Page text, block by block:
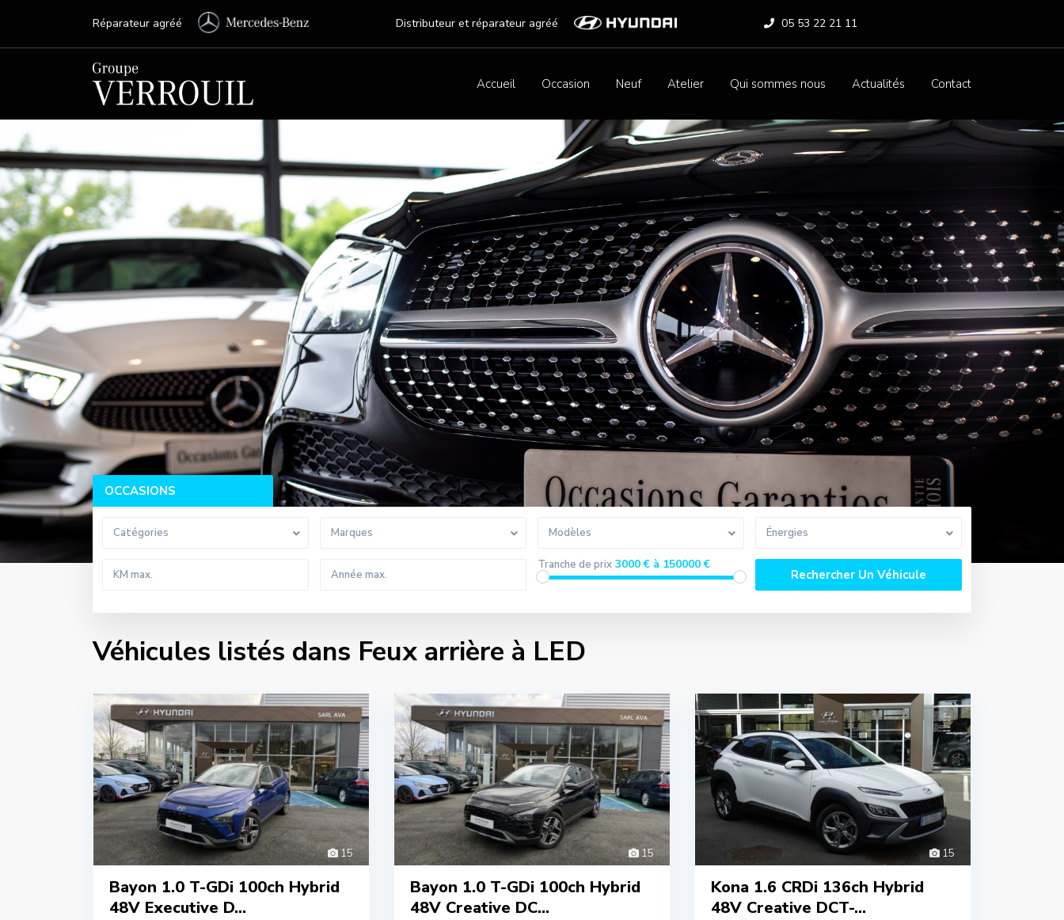
Réparateur agréé Distributeur et réparateur agréé 05 53 22 21 11
Accueil Occasion Neuf Atelier Qui sommes nous Actualités Contact
OCCASIONS
Catégories Marques Modèles Énergies
Tranche de prix 3000 € à 150000 €
Véhicules listés dans Feux arrière à LED
15
Bayon 1.0 T-GDi 100ch Hybrid
48V Executive D...
15
Bayon 1.0 T-GDi 100ch Hybrid
48V Creative DC...
15
Kona 1.6 CRDi 136ch Hybrid
48V Creative DCT-...